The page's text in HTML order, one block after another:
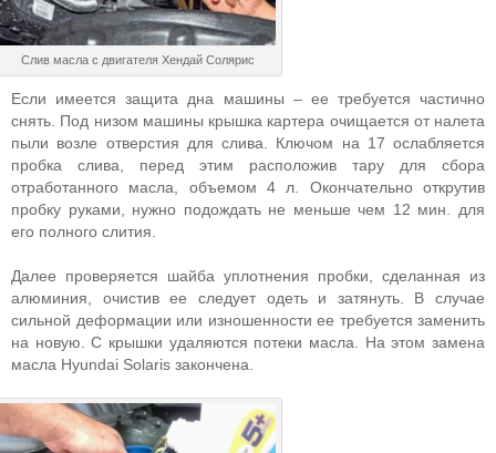
Слив масла с двигателя Хендай Солярис
Если имеется защита дна машины – ее требуется частично
снять. Под низом машины крышка картера очищается от налета
пыли возле отверстия для слива. Ключом на 17 ослабляется
пробка слива, перед этим расположив тару для сбора
отработанного масла, объемом 4 л. Окончательно открутив
пробку руками, нужно подождать не меньше чем 12 мин. для
его полного слития.
Далее проверяется шайба уплотнения пробки, сделанная из
алюминия, очистив ее следует одеть и затянуть. В случае
сильной деформации или изношенности ее требуется заменить
на новую. С крышки удаляются потеки масла. На этом замена
масла Hyundai Solaris закончена.